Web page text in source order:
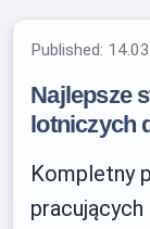
Published:
Najlepsze
lotniczych
Kompletny